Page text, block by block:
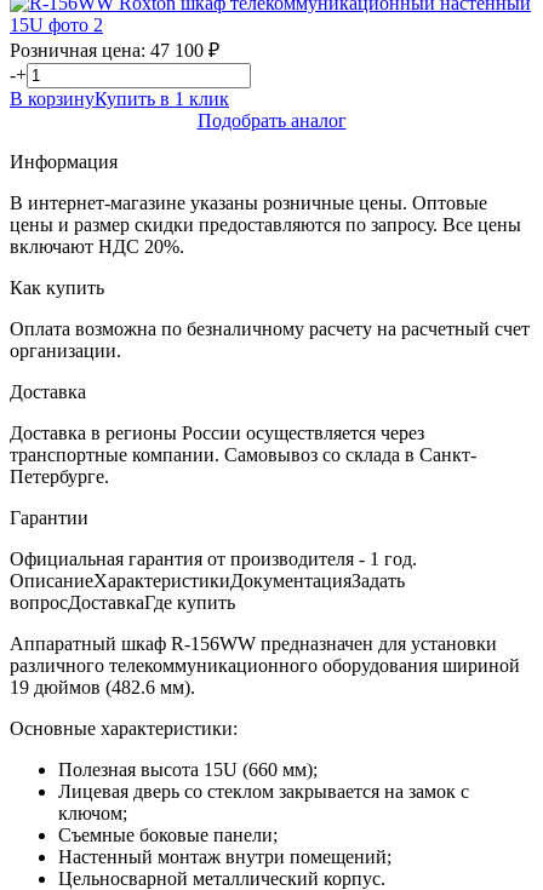
Розничная цена: 47 100 ₽
-+
В корзинуКупить в 1 клик
Подобрать аналог
Информация
В интернет-магазине указаны розничные цены. Оптовые
цены и размер скидки предоставляются по запросу. Все цены
включают НДС 20%.
Как купить
Оплата возможна по безналичному расчету на расчетный счет
организации.
Доставка
Доставка в регионы России осуществляется через
транспортные компании. Самовывоз со склада в Санкт-
Петербурге.
Гарантии
Официальная гарантия от производителя - 1 год.
ОписаниеХарактеристикиДокументацияЗадать
вопросДоставкаГде купить
Аппаратный шкаф R-156WW предназначен для установки
различного телекоммуникационного оборудования шириной
19 дюймов (482.6 мм).
Основные характеристики:
Полезная высота 15U (660 мм);
Лицевая дверь со стеклом закрывается на замок с
ключом;
Съемные боковые панели;
Настенный монтаж внутри помещений;
Цельносварной металлический корпус.